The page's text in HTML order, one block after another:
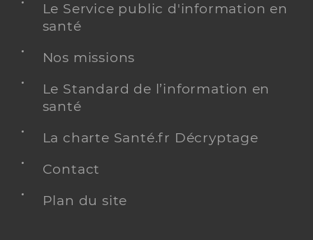
Le Service public d'information en
santé
Nos missions
Le Standard de l’information en
santé
La charte Santé.fr Décryptage
Contact
Plan du site